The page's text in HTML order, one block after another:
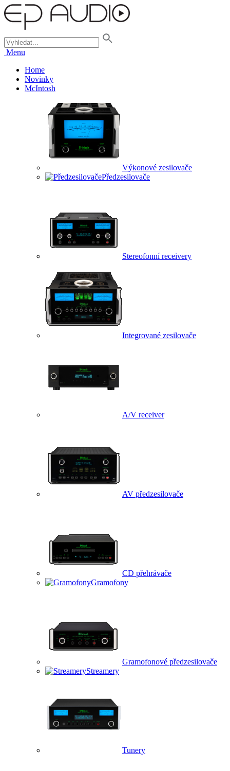
Menu
Home
Novinky
McIntosh
Výkonové zesilovače
Předzesilovače
Stereofonní receivery
Integrované zesilovače
A/V receiver
AV předzesilovače
CD přehrávače
Gramofony
Gramofonové předzesilovače
Streamery
Tunery